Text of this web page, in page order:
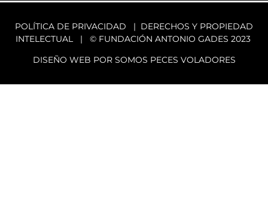
POLÍTICA DE PRIVACIDAD | DERECHOS Y PROPIEDAD
INTELECTUAL| © FUNDACIÓN ANTONIO GADES 2023
DISEÑO WEB POR SOMOS PECES VOLADORES